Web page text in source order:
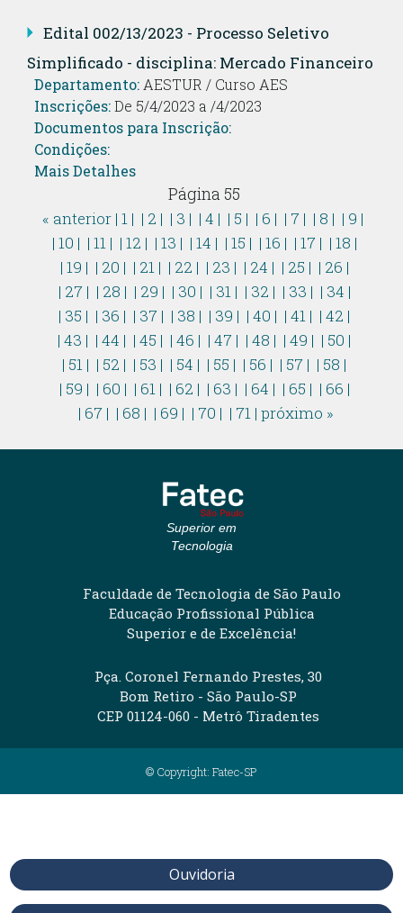
Edital 002/13/2023 - Processo Seletivo
Simplificado - disciplina: Mercado Financeiro
Departamento: AESTUR / Curso AES
Inscrições:De 5/4/2023 a /4/2023
Documentos para Inscrição:
Condições:
Mais Detalhes
Página 55
« anterior| 1 | | 2 | | 3 | | 4 | | 5 | | 6 | | 7 | | 8 | | 9 |
| 10 | | 11 | | 12 | | 13 | | 14 | | 15 | | 16 | | 17 | | 18 |
| 19 | | 20 | | 21 | | 22 | | 23 | | 24 | | 25 | | 26 |
| 27 | | 28 | | 29 | | 30 | | 31 | | 32 | | 33 | | 34 |
| 35 | | 36 | | 37 | | 38 | | 39 | | 40 | | 41 | | 42 |
| 43 | | 44 | | 45 | | 46 | | 47 | | 48 | | 49 | | 50 |
| 51 | | 52 | | 53 | | 54 | | 55 | | 56 | | 57 | | 58 |
| 59 | | 60 | | 61 | | 62 | | 63 | | 64 | | 65 | | 66 |
| 67 | | 68 | | 69 | | 70 | | 71 |próximo »
Superior em
Tecnologia
Faculdade de Tecnologia de São Paulo
Educação Profissional Pública
Superior e de Excelência!
Pça. Coronel Fernando Prestes, 30
Bom Retiro - São Paulo-SP
CEP 01124-060 - Metrô Tiradentes
© Copyright: Fatec-SP
Ouvidoria